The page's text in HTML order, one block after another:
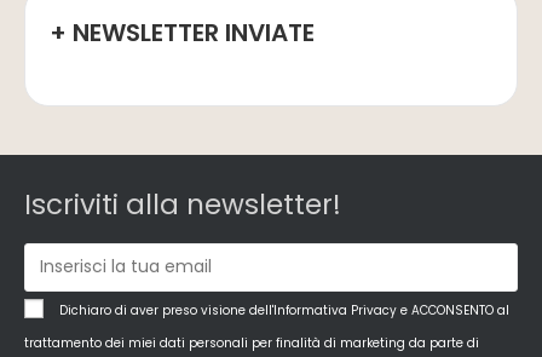
+ NEWSLETTER INVIATE
Iscriviti alla newsletter!
Dichiaro di aver preso visione dell'Informativa Privacy e ACCONSENTO al
trattamento dei miei dati personali per finalità di marketing da parte di